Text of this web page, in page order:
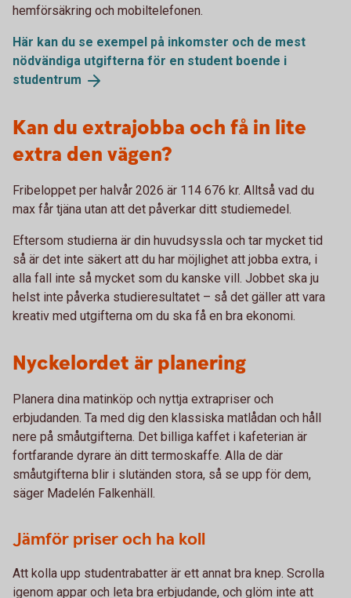
hemförsäkring och mobiltelefonen.
Här kan du se exempel på inkomster och de mest
nödvändiga utgifterna för en student boende i
studentrum
Kan du extrajobba och få in lite
extra den vägen?
Fribeloppet per halvår 2026 är 114 676 kr. Alltså vad du
max får tjäna utan att det påverkar ditt studiemedel.
Eftersom studierna är din huvudsyssla och tar mycket tid
så är det inte säkert att du har möjlighet att jobba extra, i
alla fall inte så mycket som du kanske vill. Jobbet ska ju
helst inte påverka studieresultatet – så det gäller att vara
kreativ med utgifterna om du ska få en bra ekonomi.
Nyckelordet är planering
Planera dina matinköp och nyttja extrapriser och
erbjudanden. Ta med dig den klassiska matlådan och håll
nere på småutgifterna. Det billiga kaffet i kafeterian är
fortfarande dyrare än ditt termoskaffe. Alla de där
småutgifterna blir i slutänden stora, så se upp för dem,
säger Madelén Falkenhäll.
Jämför priser och ha koll
Att kolla upp studentrabatter är ett annat bra knep. Scrolla
igenom appar och leta bra erbjudande, och glöm inte att